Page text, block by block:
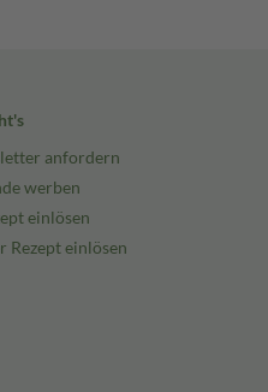
anfordern
werben
einlösen
Rezept einlösen